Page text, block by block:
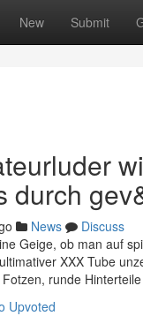
New Submit
durch
News
Discuss
Geige, ob man auf
XXX Tube
runde
Upvoted